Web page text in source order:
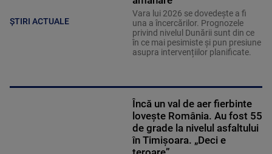
ȘTIRI ACTUALE
Vara lui 2026 se dovedește a fi
una a încercărilor. Prognozele
privind nivelul Dunării sunt din ce
în ce mai pesimiste și pun presiune
asupra intervențiilor planificate.
Încă un val de aer fierbinte
lovește România. Au fost 55
de grade la nivelul asfaltului
în Timișoara. „Deci e